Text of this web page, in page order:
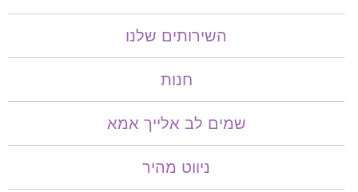
השירותים שלנו
חנות
שמים לב אלייך אמא​​
ניווט מהיר